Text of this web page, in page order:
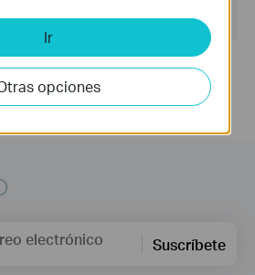
7/10/11/Server 2008 32bits
Software Statement.
electrónico Suscríbete
Ir
opciones